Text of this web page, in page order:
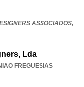
ASSOCIADOS,
Lda
FREGUESIAS